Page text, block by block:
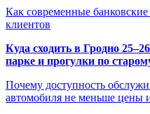
Как современные
клиентов
Куда сходить в Гродно
парке и прогулки по
Почему доступность
автомобиля не меньше цены